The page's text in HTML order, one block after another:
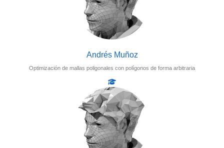
Andrés Muñoz
Optimización de mallas poligonales con polígonos de forma arbitraria